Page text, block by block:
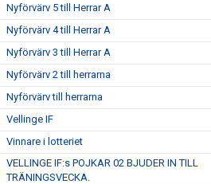
Nyförvärv 5 till Herrar A
Nyförvärv 4 till Herrar A
Nyförvärv 3 till Herrar A
Nyförvärv 2 till herrarna
Nyförvärv till herrarna
Vellinge IF
Vinnare i lotteriet
VELLINGE IF:s POJKAR 02 BJUDER IN TILL
TRÄNINGSVECKA.